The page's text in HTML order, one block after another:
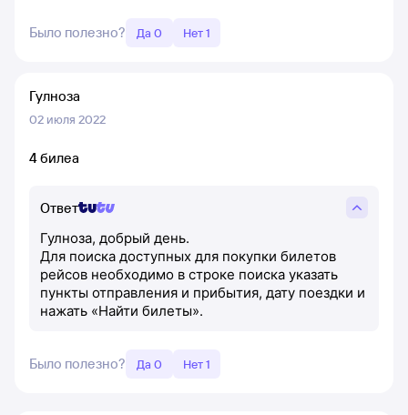
Было полезно? Да 0 Нет 1
Гулноза
02 июля 2022
4 билеа
Ответ
Гулноза, добрый день.
Для поиска доступных для покупки билетов
рейсов необходимо в строке поиска указать
пункты отправления и прибытия, дату поездки и
нажать «Найти билеты».
Было полезно? Да 0 Нет 1